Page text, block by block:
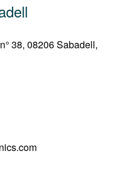
38, 08206 Sabadell,